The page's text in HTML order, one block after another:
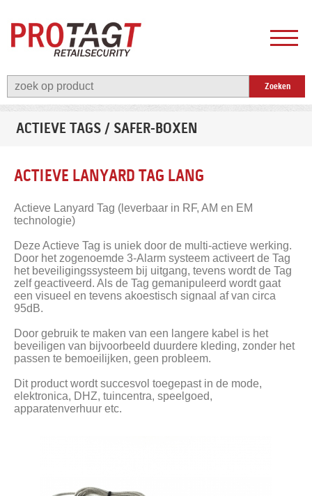
ACTIEVE TAGS / SAFER-BOXEN
ACTIEVE LANYARD TAG LANG
Actieve Lanyard Tag (leverbaar in RF, AM en EM
technologie)
Deze Actieve Tag is uniek door de multi-actieve werking.
Door het zogenoemde 3-Alarm systeem activeert de Tag
het beveiligingssysteem bij uitgang, tevens wordt de Tag
zelf geactiveerd. Als de Tag gemanipuleerd wordt gaat
een visueel en tevens akoestisch signaal af van circa
95dB.
Door gebruik te maken van een langere kabel is het
beveiligen van bijvoorbeeld duurdere kleding, zonder het
passen te bemoeilijken, geen probleem.
Dit product wordt succesvol toegepast in de mode,
elektronica, DHZ, tuincentra, speelgoed,
apparatenverhuur etc.